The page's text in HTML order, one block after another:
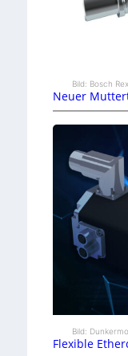
Bild: Bosch
Neuer
Bild:
Flexible